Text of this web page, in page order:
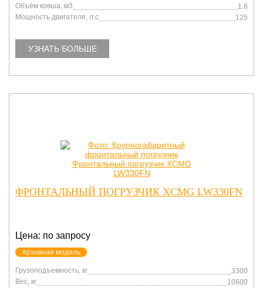
Объём ковша, м3
1.8
Мощность двигателя, л.с
125
УЗНАТЬ БОЛЬШЕ
ФРОНТАЛЬНЫЙ ПОГРУЗЧИК XCMG LW330FN
Цена: по запросу
Архивная модель
Грузоподъемность, кг
3300
Вес, кг
10600